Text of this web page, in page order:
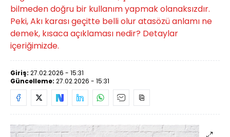
bilmeden doğru bir kullanım yapmak olanaksızdır.
Peki, Akı karası geçitte belli olur atasözü anlamı ne
demek, kısaca açıklaması nedir? Detaylar
içeriğimizde.
Giriş: 27.02.2026 - 15:31
Güncelleme: 27.02.2026 - 15:31